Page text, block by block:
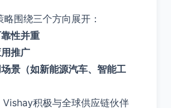
围绕三个方向展开：
性并重
推广
景（如新能源汽车、智能工
积极与全球供应链伙伴